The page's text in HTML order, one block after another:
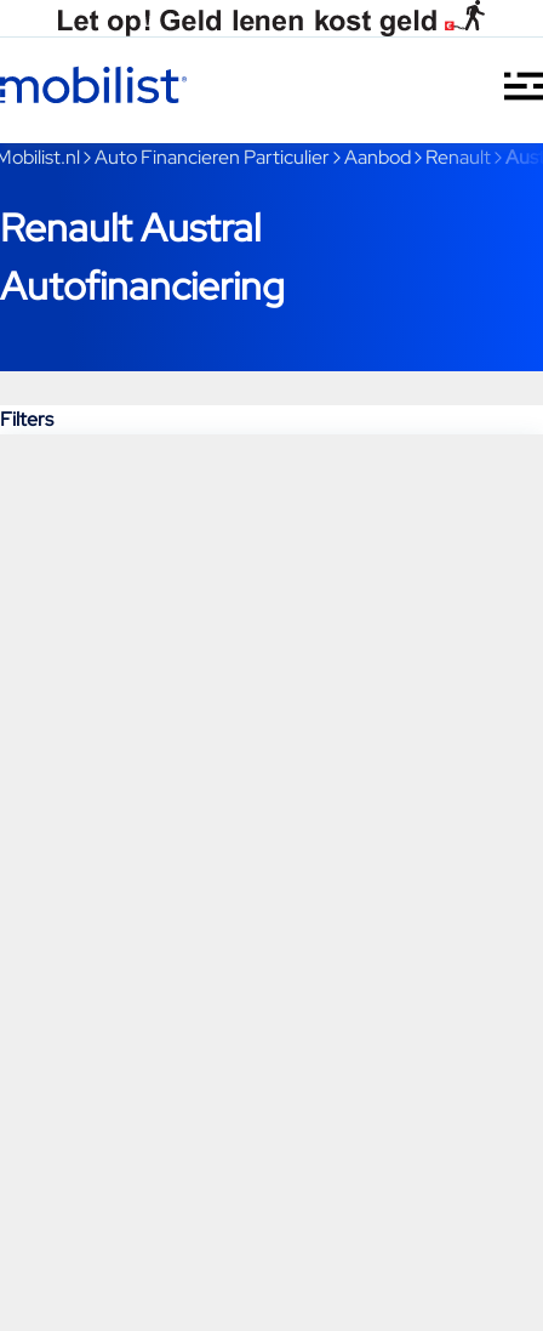
Ga naar hoofdinhoud
Je bent nu voorbij het hoofdmenu
Auto Financieren Particulier Aanbod Renault
Renault Austral
Autofinanciering
Filters